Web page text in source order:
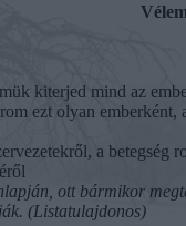
kiterjed mind az
ezt olyan
a betegség
ott bármikor
(Listatulajdonos)